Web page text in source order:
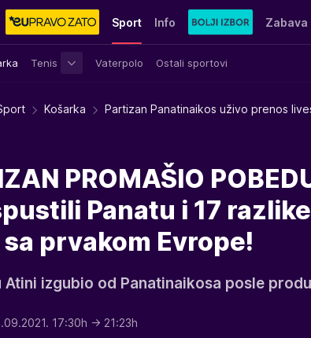
Sport
Tenis Vaterpolo Ostali sportovi
Info Zabava
Yumama
Košarka Partizan Panatinaikos uživo prenos
PROMAŠIO
Panatu i 17
prvakom Evrope!
Atini izgubio od Panatinaikosa posle
17:30h → 21:23h